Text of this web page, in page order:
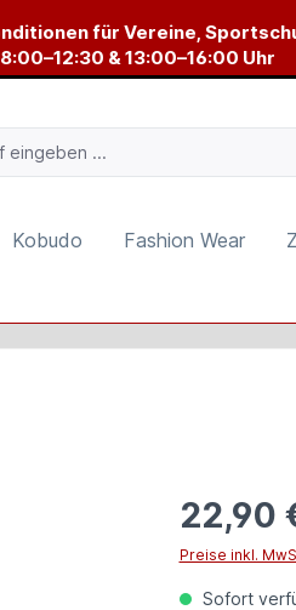
für Vereine,
& 13:00–16:00 Uhr
Kobudo Fashion Wear
22,90
Preise inkl.
Sofort